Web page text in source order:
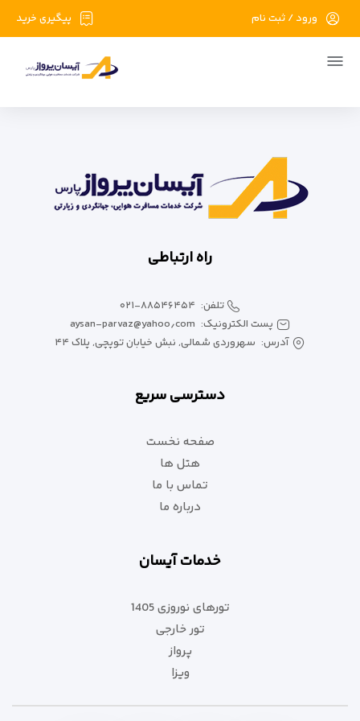
پیگیری خرید ورود / ثبت نام
راه ارتباطی
تلفن: ۰۲۱-۸۸۵۴۶۴۵۴
پست الکترونیک: aysan-parvaz@yahoo٫com
آدرس: سهروردی شمالی, نبش خیابان توپچی, پلاک ۴۴
دسترسی سریع
صفحه نخست
هتل ها
تماس با ما
درباره ما
خدمات آیسان
تورهای نوروزی 1405
تور خارجی
پرواز
ویزا